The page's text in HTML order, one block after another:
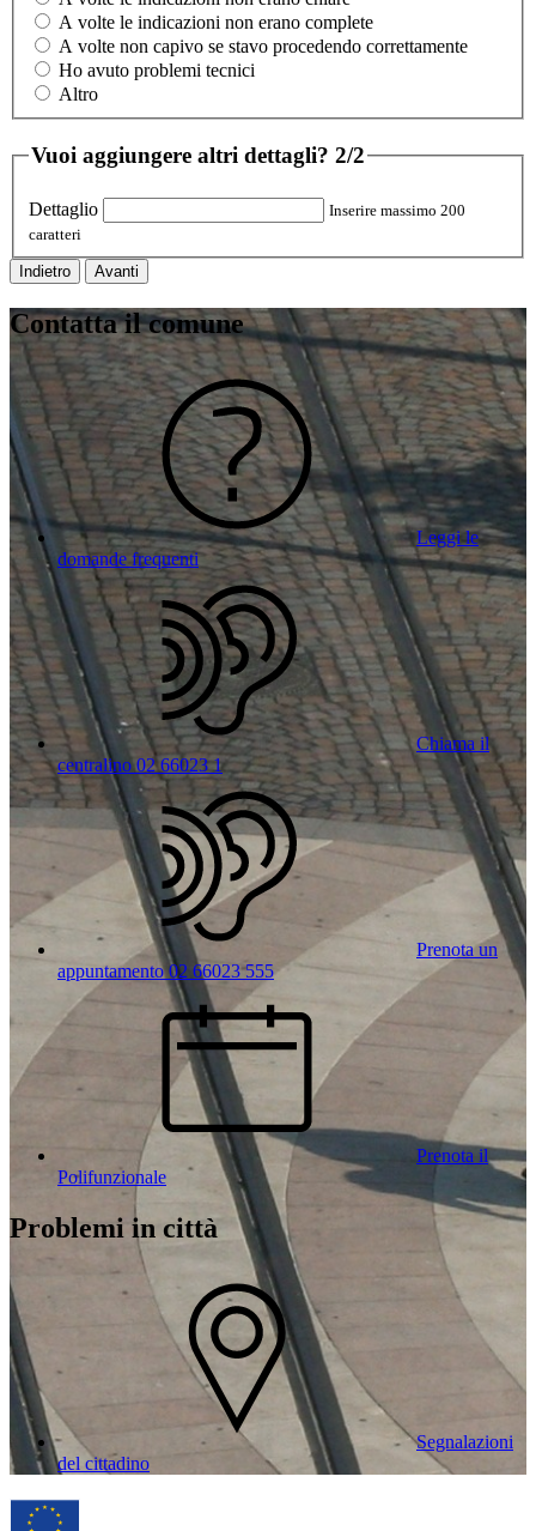
A volte le indicazioni non erano complete
A volte non capivo se stavo procedendo correttamente
Ho avuto problemi tecnici
Altro
Vuoi aggiungere altri dettagli? 2/2
Dettaglio
Inserire massimo 200
caratteri
Indietro Avanti
Contatta il comune
Leggi le
domande frequenti
Chiama il
centralino 02 66023 1
Prenota un
appuntamento 02 66023 555
Prenota il
Polifunzionale
Problemi in città
Segnalazioni
del cittadino